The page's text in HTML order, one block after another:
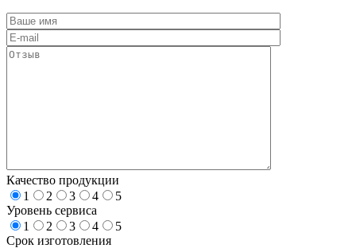
Качество продукции
1
2 3 4
5
Уровень сервиса
1
2 3 4
5
Срок изготовления